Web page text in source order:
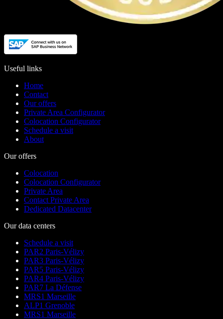
Useful links
Home
Contact
Our offers
Private Area Configurator
Colocation Configurator
Schedule a visit
About
Our offers
Colocation
Colocation Configurator
Private Area
Contact Private Area
Dedicated Datacenter
Our data centers
Schedule a visit
PAR2 Paris-Vélizy
PAR3 Paris-Vélizy
PAR5 Paris-Vélizy
PAR4 Paris-Vélizy
PAR7 La Défense
MRS1 Marseille
ALP1 Grenoble
MRS1 Marseille